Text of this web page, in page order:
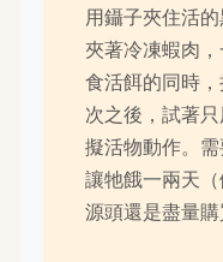
用鑷子夾住活
夾著冷凍蝦肉
食活餌的同時
次之後，試著
擬活物動作。
讓牠餓一兩天（
源頭還是盡量購